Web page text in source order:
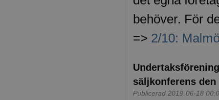
behöver. För
=> 2/10:
säljkonferens den
Publicerad 2019-06-18